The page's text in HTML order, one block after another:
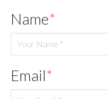
Name*
Email*